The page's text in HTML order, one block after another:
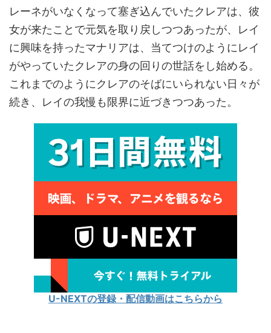
レーネがいなくなって塞ぎ込んでいたクレアは、彼
女が来たことで元気を取り戻しつつあったが、レイ
に興味を持ったマナリアは、当てつけのようにレイ
がやっていたクレアの身の回りの世話をし始める。
これまでのようにクレアのそばにいられない日々が
続き、レイの我慢も限界に近づきつつあった。
U-NEXTの登録・配信動画はこちらから